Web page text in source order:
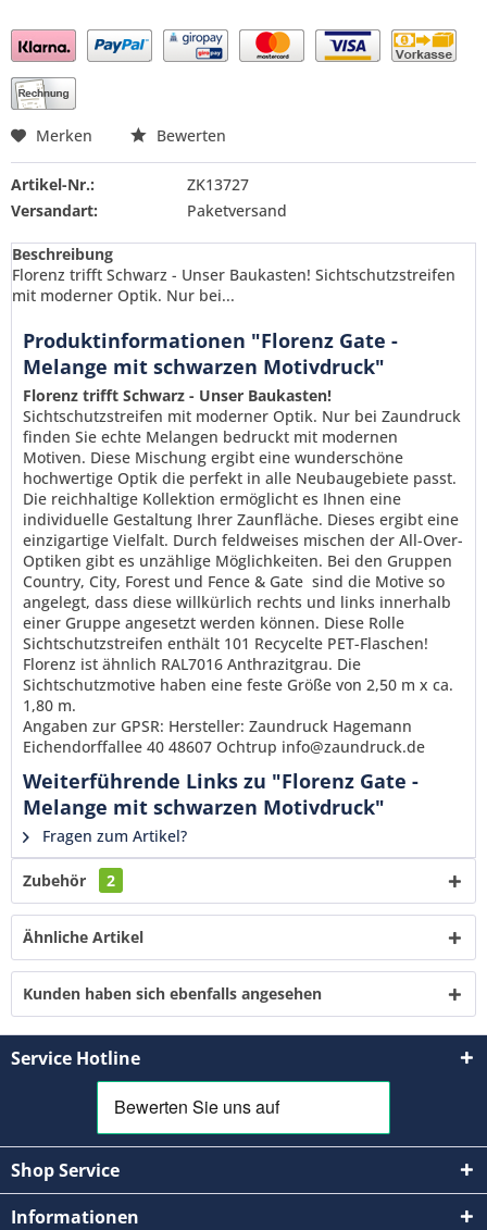
Preis anfragen
Ich habe dieDatenschutzerklärung gelesen,
verstanden und stimme zu. *
Mit * gekennzeichnete Felder sind Pflichtfelder.
Senden
Merken Bewerten
Artikel-Nr.:
ZK13727
Versandart:
Paketversand
Beschreibung
Florenz trifft Schwarz - Unser Baukasten! Sichtschutzstreifen
mit moderner Optik. Nur bei...
Produktinformationen "Florenz Gate -
Melange mit schwarzen Motivdruck"
Florenz trifft Schwarz - Unser Baukasten!
Sichtschutzstreifen mit moderner Optik. Nur bei Zaundruck
finden Sie echte Melangen bedruckt mit modernen
Motiven. Diese Mischung ergibt eine wunderschöne
hochwertige Optik die perfekt in alle Neubaugebiete passt.
Die reichhaltige Kollektion ermöglicht es Ihnen eine
individuelle Gestaltung Ihrer Zaunfläche. Dieses ergibt eine
einzigartige Vielfalt. Durch feldweises mischen der All-Over-
Optiken gibt es unzählige Möglichkeiten. Bei den Gruppen
Country, City, Forest und Fence & Gate sind die Motive so
angelegt, dass diese willkürlich rechts und links innerhalb
einer Gruppe angesetzt werden können. Diese Rolle
Sichtschutzstreifen enthält 101 Recycelte PET-Flaschen!
Florenz ist ähnlich RAL7016 Anthrazitgrau. Die
Sichtschutzmotive haben eine feste Größe von 2,50 m x ca.
1,80 m.
Angaben zur GPSR: Hersteller: Zaundruck Hagemann
Eichendorffallee 40 48607 Ochtrup info@zaundruck.de
Weiterführende Links zu "Florenz Gate -
Melange mit schwarzen Motivdruck"
Fragen zum Artikel?
Zubehör 2
Ähnliche Artikel
Kunden haben sich ebenfalls angesehen
Service Hotline
Shop Service
Informationen